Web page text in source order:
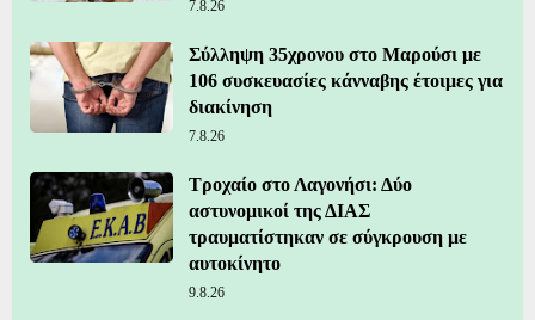
7.8.26
Σύλληψη 35χρονου στο Μαρούσι με
106 συσκευασίες κάνναβης έτοιμες για
διακίνηση
7.8.26
Τροχαίο στο Λαγονήσι: Δύο
αστυνομικοί της ΔΙΑΣ
τραυματίστηκαν σε σύγκρουση με
αυτοκίνητο
9.8.26